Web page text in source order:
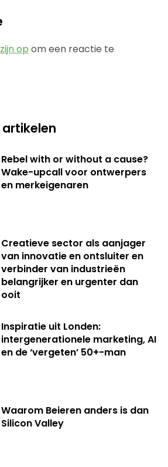
op om een reactie te
Rebel with or without a cause?
Wake-upcall voor ontwerpers
en merkeigenaren
Creatieve sector als aanjager
van innovatie en ontsluiter en
verbinder van industrieën
belangrijker en urgenter dan
ooit
Inspiratie uit Londen:
intergenerationele marketing, AI
en de ‘vergeten’ 50+-man
Waarom Beieren anders is dan
Silicon Valley